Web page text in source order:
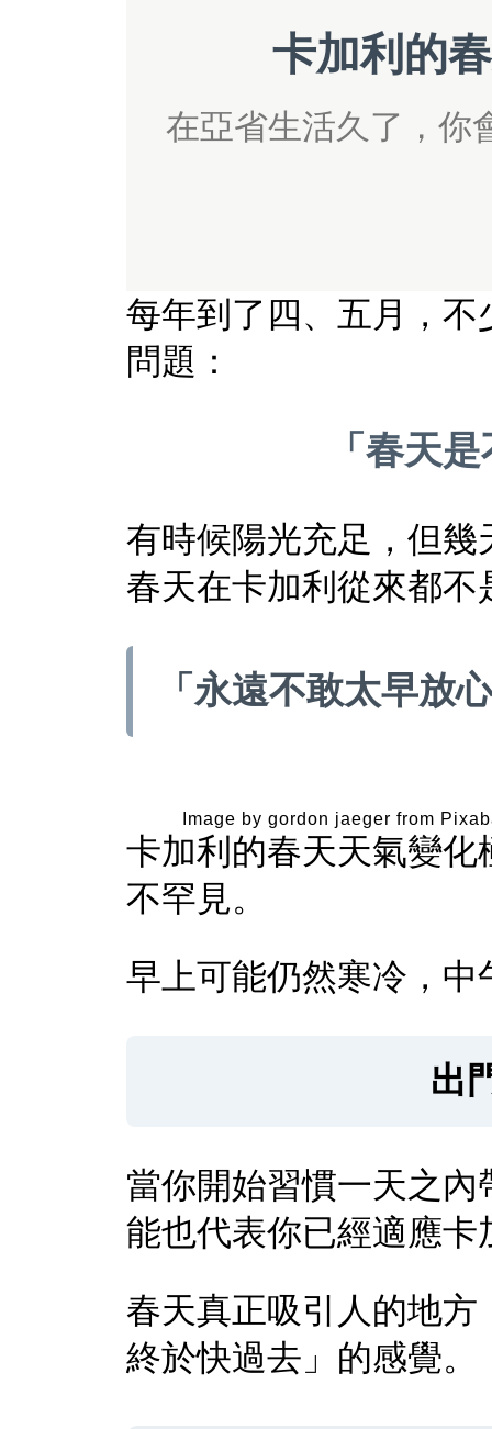
卡加利的
在亞省生活久了，你
每年到了四、五月，
問題：
「春天
有時候陽光充足，但
春天在卡加利從來都
「永遠不敢太早放
Image by gordon jaeger from
卡加利的春天天氣變
不罕見。
早上可能仍然寒冷，
出
當你開始習慣一天之
能也代表你已經適應卡
春天真正吸引人的地
終於快過去」的感覺。